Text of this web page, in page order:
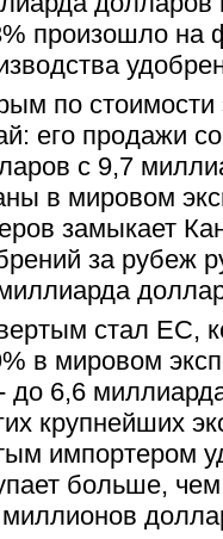
произошло на
по стоимости
его продажи
с 9,7
в мировом
замыкает
за рубеж
стал ЕС,
в мировом
до 6,6
крупнейших
импортером
больше,